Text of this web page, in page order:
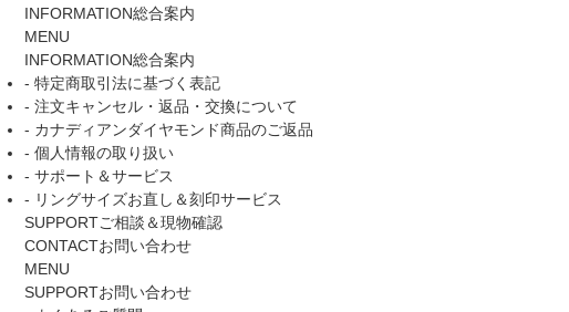
INFORMATION総合案内
MENU
INFORMATION総合案内
- 特定商取引法に基づく表記
- 注文キャンセル・返品・交換について
- カナディアンダイヤモンド商品のご返品
- 個人情報の取り扱い
- サポート＆サービス
- リングサイズお直し＆刻印サービス
SUPPORTご相談＆現物確認
CONTACTお問い合わせ
MENU
SUPPORTお問い合わせ